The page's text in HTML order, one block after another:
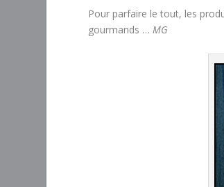
Pour parfaire le tout, les
gourmands …MG